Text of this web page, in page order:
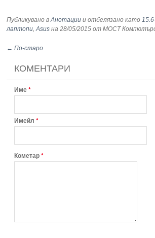
Публикувано вАнотации и отбелязано като
лаптопи ,Asus на 28/05/2015 от МОСТ
← По-старо
КОМЕНТАРИ
Име *
Имейл *
Кометар *